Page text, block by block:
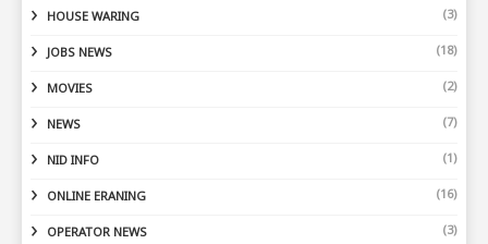
HOUSE WARING (3)
JOBS NEWS (18)
MOVIES (2)
NEWS (7)
NID INFO (1)
ONLINE ERANING (16)
OPERATOR NEWS (3)